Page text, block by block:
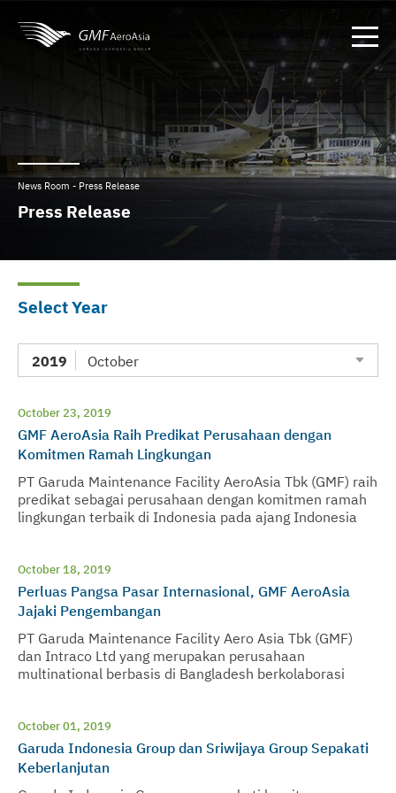
News Room - Press Release
Press Release
Select Year
2019 October
October 23, 2019
GMF AeroAsia Raih Predikat Perusahaan dengan
Komitmen Ramah Lingkungan
PT Garuda Maintenance Facility AeroAsia Tbk (GMF) raih
predikat sebagai perusahaan dengan komitmen ramah
lingkungan terbaik di Indonesia pada ajang Indonesia
October 18, 2019
Perluas Pangsa Pasar Internasional, GMF AeroAsia
Jajaki Pengembangan
PT Garuda Maintenance Facility Aero Asia Tbk (GMF)
dan Intraco Ltd yang merupakan perusahaan
multinational berbasis di Bangladesh berkolaborasi
October 01, 2019
Garuda Indonesia Group dan Sriwijaya Group Sepakati
Keberlanjutan